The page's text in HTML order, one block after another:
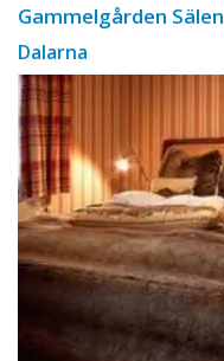
Gammelgården Sälen
Dalarna